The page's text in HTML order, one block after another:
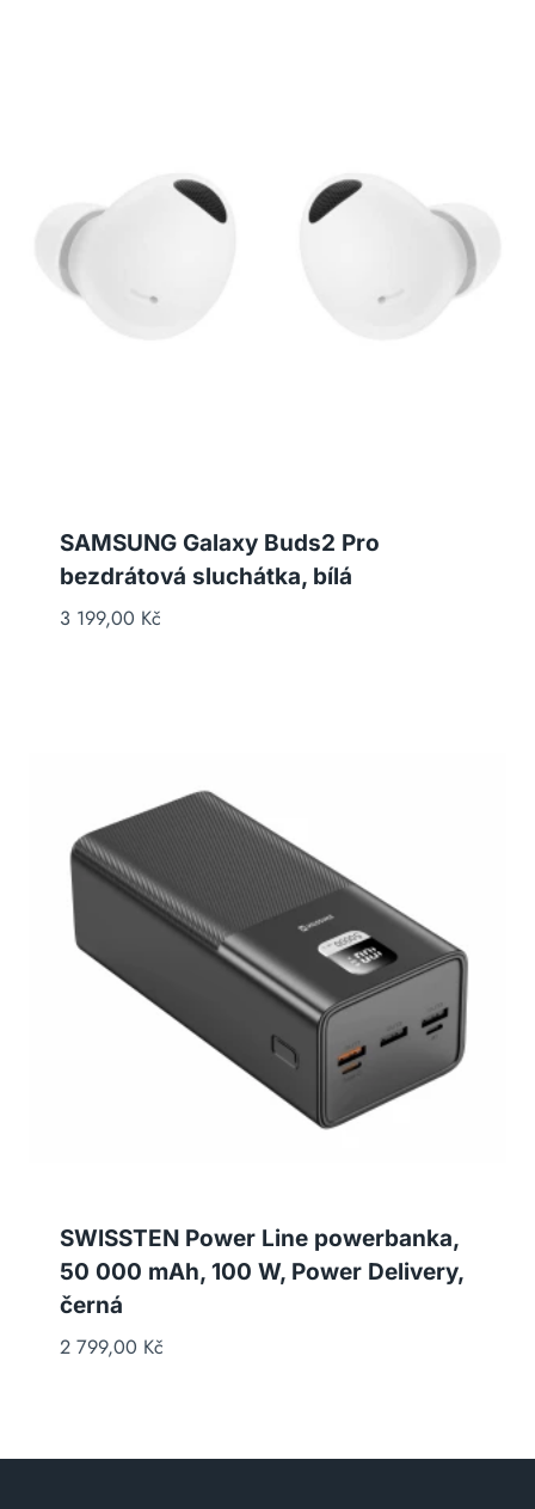
SAMSUNG Galaxy Buds2 Pro
bezdrátová sluchátka, bílá
3 199,00 Kč
SWISSTEN Power Line powerbanka,
50 000 mAh, 100 W, Power Delivery,
černá
2 799,00 Kč